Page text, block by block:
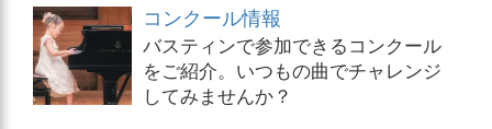
コンクール情報
バスティンで参加できるコンクール
をご紹介。いつもの曲でチャレンジ
してみませんか？